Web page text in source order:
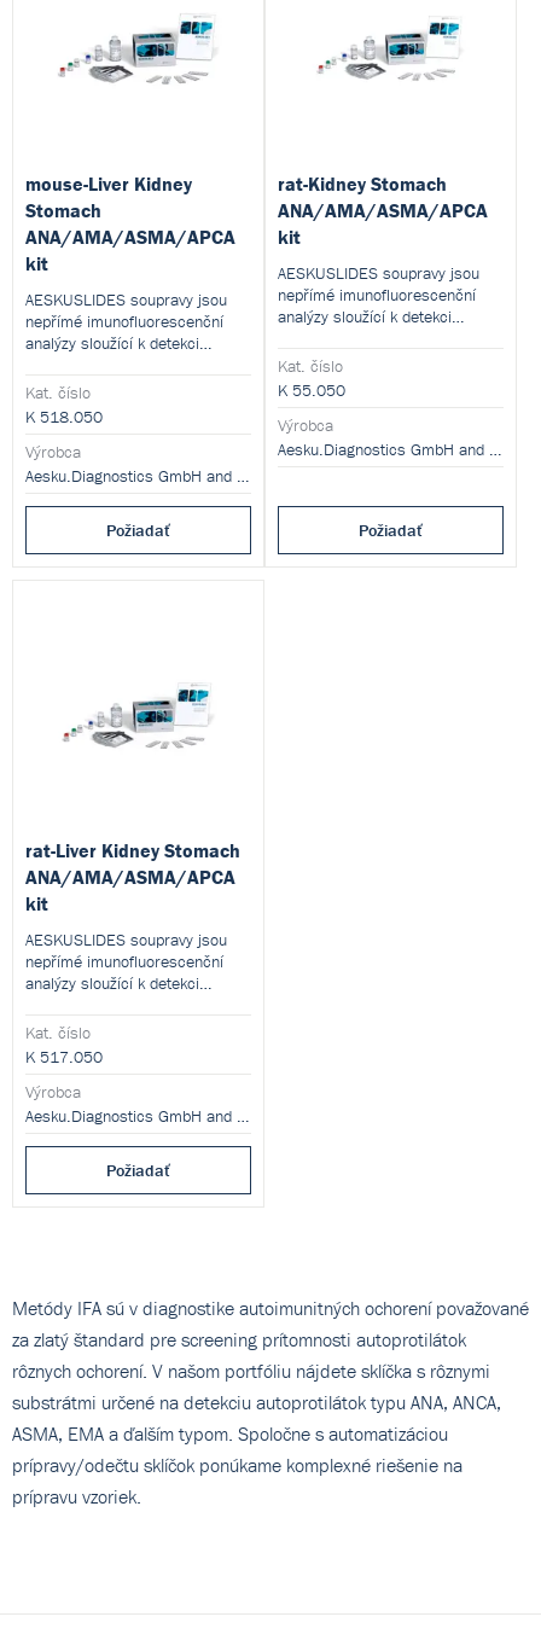
mouse-Liver Kidney
Stomach
ANA/AMA/ASMA/APCA
kit
AESKUSLIDES soupravy jsou
nepřímé imunofluorescenční
analýzy sloužící k detekci
mitochondriálnímu antigenu
(AMA), antigenu hladkého
svalstva (ASMA), jaterním a
ledvinovým mikrosomům (LKM)
a cirkulujícím parietálním
buňkám (APCA) v lidském séru.
Kat. číslo
K 518.050
Výrobca
Požiadať
rat-Kidney Stomach
ANA/AMA/ASMA/APCA
kit
AESKUSLIDES soupravy jsou
nepřímé imunofluorescenční
analýzy sloužící k detekci
mitochondriálnímu antigenu
(AMA), antigenu hladkého
svalstva (ASMA), jaterním a
ledvinovým mikrosomům (LKM)
a cirkulujícím parietálním
buňkám (APCA) v lidském séru.
Kat. číslo
K 55.050
Výrobca
Požiadať
rat-Liver Kidney Stomach
ANA/AMA/ASMA/APCA
kit
AESKUSLIDES soupravy jsou
nepřímé imunofluorescenční
analýzy sloužící k detekci
mitochondriálnímu antigenu
(AMA), antigenu hladkého
svalstva (ASMA), jaterním a
ledvinovým mikrosomům (LKM)
a cirkulujícím parietálním
buňkám (APCA) v lidském séru.
Kat. číslo
K 517.050
Výrobca
Aesku.Diagnostics GmbH and Co. KG
Požiadať
Metódy IFA sú v diagnostike autoimunitných ochorení považované
za zlatý štandard pre screening prítomnosti autoprotilátok
rôznych ochorení. V našom portfóliu nájdete sklíčka s rôznymi
substrátmi určené na detekciu autoprotilátok typu ANA, ANCA,
ASMA, EMA a ďalším typom. Spoločne s automatizáciou
prípravy/odečtu sklíčok ponúkame komplexné riešenie na
prípravu vzoriek.